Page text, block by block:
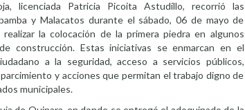
licenciada Patricia Picoita Astudillo, recorrió las
y Malacatos durante el sábado, 06 de mayo de
la colocación de la primera piedra en algunos
construcción. Estas iniciativas se enmarcan en el
a la seguridad, acceso a servicios públicos,
y acciones que permitan el trabajo digno de
municipales.